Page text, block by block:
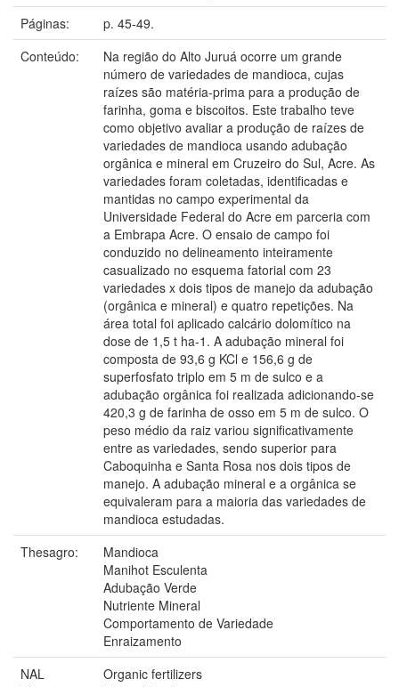
Páginas:
p. 45-49.
Conteúdo:
Na região do Alto Juruá ocorre um grande
número de variedades de mandioca, cujas
raízes são matéria-prima para a produção de
farinha, goma e biscoitos. Este trabalho teve
como objetivo avaliar a produção de raízes de
variedades de mandioca usando adubação
orgânica e mineral em Cruzeiro do Sul, Acre. As
variedades foram coletadas, identificadas e
mantidas no campo experimental da
Universidade Federal do Acre em parceria com
a Embrapa Acre. O ensaio de campo foi
conduzido no delineamento inteiramente
casualizado no esquema fatorial com 23
variedades x dois tipos de manejo da adubação
(orgânica e mineral) e quatro repetições. Na
área total foi aplicado calcário dolomítico na
dose de 1,5 t ha-1. A adubação mineral foi
composta de 93,6 g KCl e 156,6 g de
superfosfato triplo em 5 m de sulco e a
adubação orgânica foi realizada adicionando-se
420,3 g de farinha de osso em 5 m de sulco. O
peso médio da raiz variou significativamente
entre as variedades, sendo superior para
Caboquinha e Santa Rosa nos dois tipos de
manejo. A adubação mineral e a orgânica se
equivaleram para a maioria das variedades de
mandioca estudadas.
Thesagro:
Mandioca
Manihot Esculenta
Adubação Verde
Nutriente Mineral
Comportamento de Variedade
Enraizamento
NAL
Organic fertilizers